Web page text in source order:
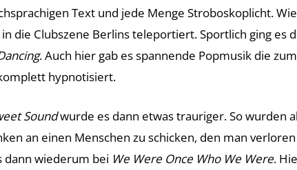
Text und jede Menge Stroboskoplicht.
die Clubszene Berlins teleportiert. Sportlich ging es
. Auch hier gab es spannende Popmusik die
hypnotisiert.
Soundwurde es dann etwas trauriger. So wurden
an einen Menschen zu schicken, den man
dann wiederum bei We Were Once Who We Were.